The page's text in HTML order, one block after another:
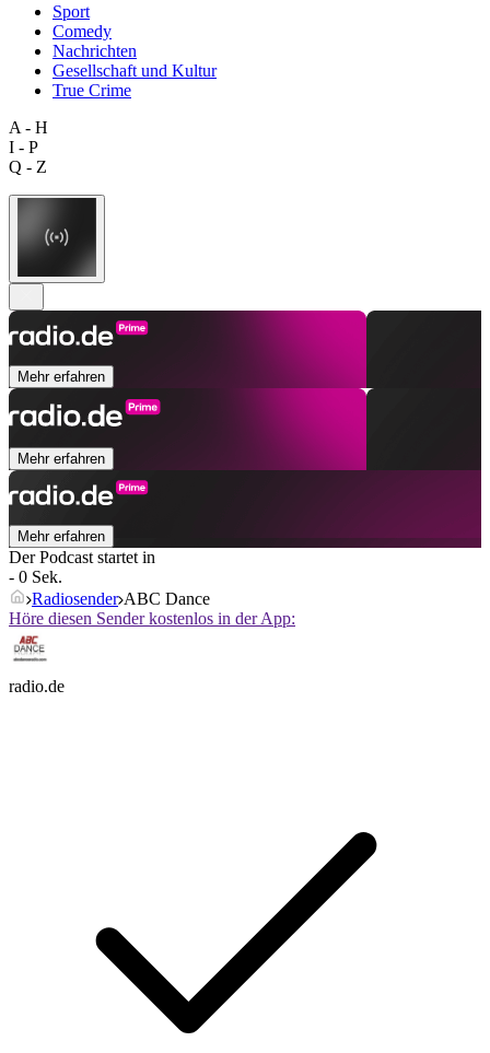
Sport
Comedy
Nachrichten
Gesellschaft und Kultur
True Crime
A - H
I - P
Q - Z
Mehr erfahren
Mehr erfahren
Mehr erfahren
Der Podcast startet in
- 0 Sek.
Radiosender ABC Dance
Höre diesen Sender kostenlos in der App:
radio.de